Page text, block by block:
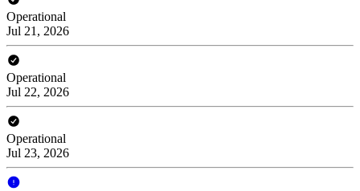
Operational
Jul 21, 2026
Operational
Jul 22, 2026
Operational
Jul 23, 2026